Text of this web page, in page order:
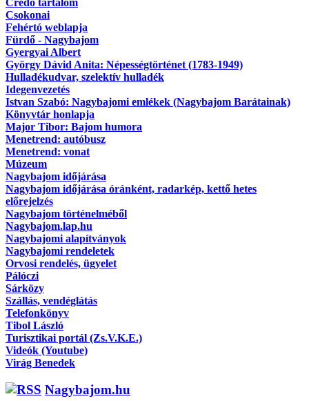
Credo tartalom
Csokonai
Fehértó weblapja
Fürdő - Nagybajom
Gyergyai Albert
György Dávid Anita: Népességtörténet (1783-1949)
Hulladékudvar, szelektív hulladék
Idegenvezetés
Istvan Szabó: Nagybajomi emlékek (Nagybajom Barátainak)
Könyvtár honlapja
Major Tibor: Bajom humora
Menetrend: autóbusz
Menetrend: vonat
Múzeum
Nagybajom időjárása
Nagybajom időjárása óránként, radarkép, kettő hetes
előrejelzés
Nagybajom történelméből
Nagybajom.lap.hu
Nagybajomi alapítványok
Nagybajomi rendeletek
Orvosi rendelés, ügyelet
Pálóczi
Sárközy
Szállás, vendéglátás
Telefonkönyv
Tibol László
Turisztikai portál (Zs.V.K.E.)
Videók (Youtube)
Virág Benedek
Nagybajom.hu